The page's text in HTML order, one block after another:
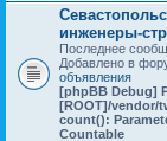
инженеры-
Последнее
Добавлено в
объявления
[phpBB Debug]
[ROOT]/vendor/
count():
Countable